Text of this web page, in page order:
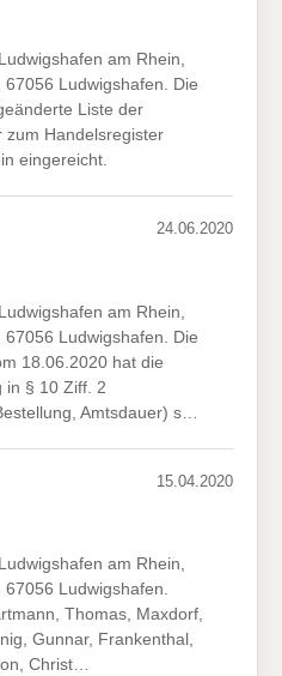
am Rhein,
Ludwigshafen. Die
Liste der
zum Handelsregister
eingereicht.
24.06.2020
am Rhein,
Ludwigshafen. Die
18.06.2020 hat die
in § 10 Ziff. 2
Amtsdauer) s…
15.04.2020
am Rhein,
Ludwigshafen.
Thomas, Maxdorf,
Gunnar, Frankenthal,
Christ…